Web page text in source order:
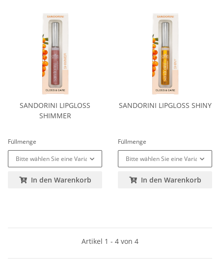
SANDORINI LIPGLOSS
SHIMMER
Füllmenge
Bitte wählen Sie eine Variation.
In den Warenkorb
SANDORINI LIPGLOSS SHINY
Füllmenge
Bitte wählen Sie eine Variation.
In den Warenkorb
Artikel 1 - 4 von 4